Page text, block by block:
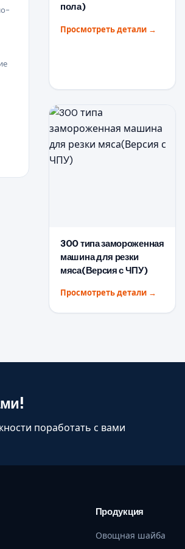
пола)
Просмотреть детали →
300 типа замороженная
машина для резки
мяса(Версия с ЧПУ)
Просмотреть детали →
поработать с вами
Продукция
Овощная шайба